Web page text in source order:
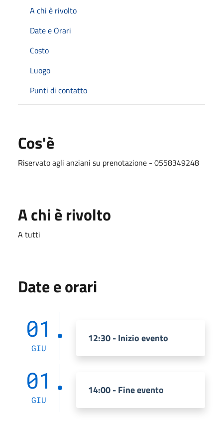
A chi è rivolto
Date e Orari
Costo
Luogo
Punti di contatto
Cos'è
Riservato agli anziani su prenotazione - 0558349248
A chi è rivolto
A tutti
Date e orari
01
GIU
12:30 - Inizio evento
01
GIU
14:00 - Fine evento